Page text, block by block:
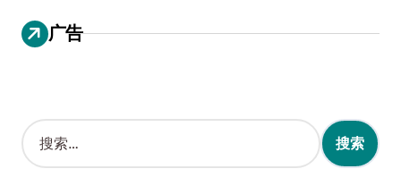
广告
搜
索